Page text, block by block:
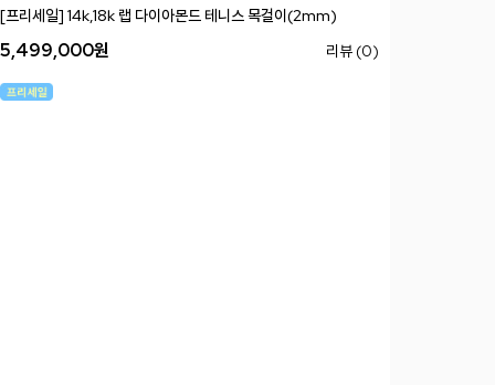
[프리세일] 14k,18k 랩 다이아몬드 테니스 목걸이(2mm)
5,499,000원 리뷰 (0)